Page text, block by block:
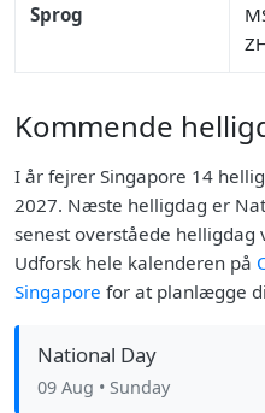
Sprog
Kommende
I år fejrer Singapore 14
2027. Næste helligdag er
senest overståede helligdag
Udforsk hele kalenderen på
Singapore for at planlægge
National Day
09 Aug • Sunday